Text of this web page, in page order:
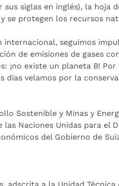
sus siglas en inglés), la hoja
se protegen los recursos
internacional, seguimos
de emisiones de gases
¡no existe un planeta B! Por
días velamos por la
Sostenible y Minas y
las Naciones Unidas para el
del Gobierno de
adscrita a la Unidad Técnica